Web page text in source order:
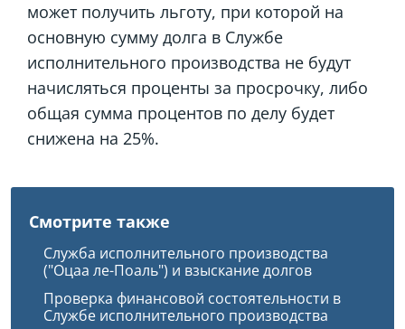
может получить льготу, при которой на
основную сумму долга в Службе
исполнительного производства не будут
начисляться проценты за просрочку, либо
общая сумма процентов по делу будет
снижена на 25%.
Смотрите также
Служба исполнительного производства
("Оцаа ле-Поаль") и взыскание долгов
Проверка финансовой состоятельности в
Службе исполнительного производства